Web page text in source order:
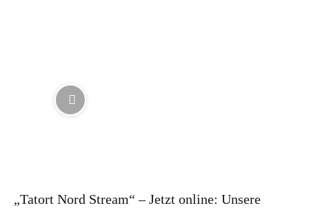
„Tatort Nord Stream“ – Jetzt online: Unsere